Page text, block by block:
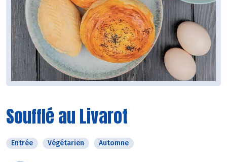
Soufflé au Livarot
Entrée Végétarien Automne